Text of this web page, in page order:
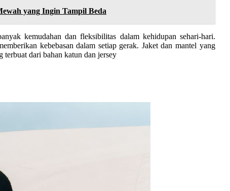
yang Ingin Tampil Beda
kemudahan dan fleksibilitas dalam kehidupan sehari-hari.
kebebasan dalam setiap gerak. Jaket dan mantel yang
terbuat dari bahan katun dan jersey